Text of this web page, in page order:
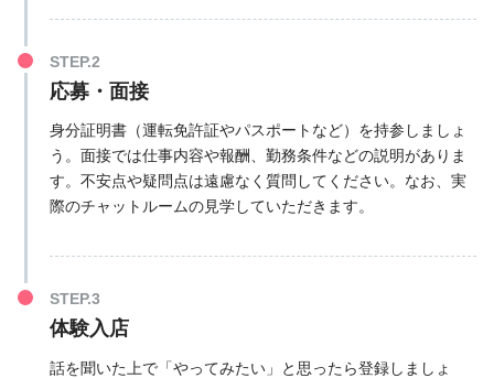
応募・面接
身分証明書（運転免許証やパスポートなど）を持参しましょ
う。面接では仕事内容や報酬、勤務条件などの説明がありま
す。不安点や疑問点は遠慮なく質問してください。なお、実
際のチャットルームの見学していただきます。
体験入店
話を聞いた上で「やってみたい」と思ったら登録しましょ